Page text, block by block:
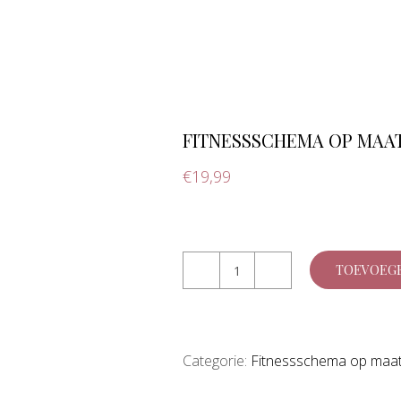
FITNESSSCHEMA OP
€19,99
Fitnessschema
aantal
Categorie: Fitnessschema op